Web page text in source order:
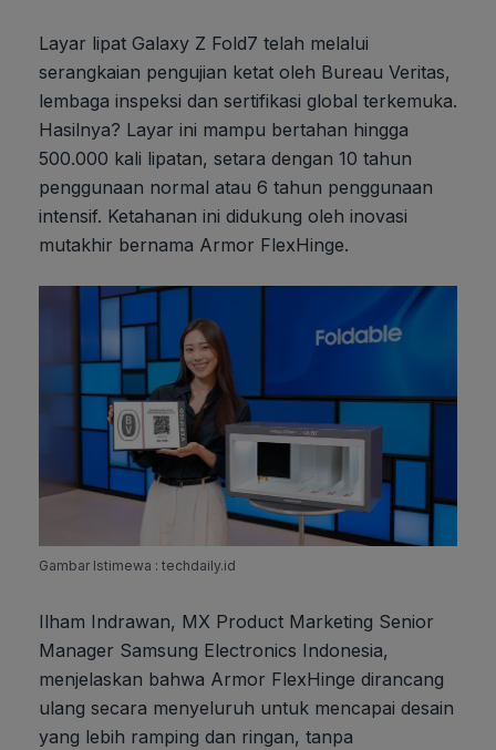
Layar lipat Galaxy Z Fold7 telah melalui
serangkaian pengujian ketat oleh Bureau Veritas,
lembaga inspeksi dan sertifikasi global terkemuka.
Hasilnya? Layar ini mampu bertahan hingga
500.000 kali lipatan, setara dengan 10 tahun
penggunaan normal atau 6 tahun penggunaan
intensif. Ketahanan ini didukung oleh inovasi
mutakhir bernama Armor FlexHinge.
Gambar Istimewa : techdaily.id
Ilham Indrawan, MX Product Marketing Senior
Manager Samsung Electronics Indonesia,
menjelaskan bahwa Armor FlexHinge dirancang
ulang secara menyeluruh untuk mencapai desain
yang lebih ramping dan ringan, tanpa